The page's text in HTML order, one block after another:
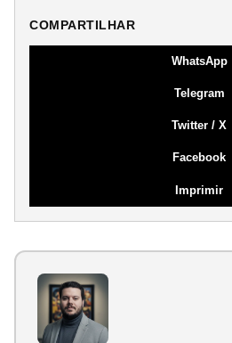
COMPARTILHAR
WhatsApp
Telegram
Twitter / X
Facebook
Imprimir